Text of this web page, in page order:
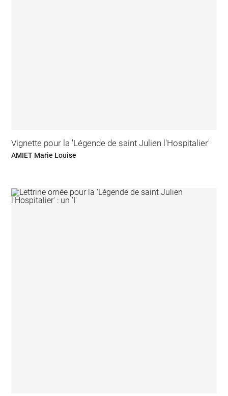
Vignette pour la 'Légende de saint Julien l'Hospitalier'
AMIET Marie Louise